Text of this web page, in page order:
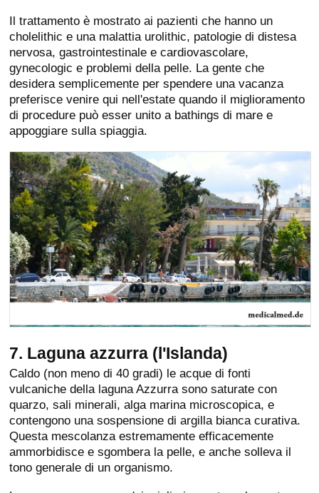
Il trattamento è mostrato ai pazienti che hanno un
cholelithic e una malattia urolithic, patologie di distesa
nervosa, gastrointestinale e cardiovascolare,
gynecologic e problemi della pelle. La gente che
desidera semplicemente per spendere una vacanza
preferisce venire qui nell'estate quando il miglioramento
di procedure può esser unito a bathings di mare e
appoggiare sulla spiaggia.
7. Laguna azzurra (l'Islanda)
Caldo (non meno di 40 gradi) le acque di fonti
vulcaniche della laguna Azzurra sono saturate con
quarzo, sali minerali, alga marina microscopica, e
contengono una sospensione di argilla bianca curativa.
Questa mescolanza estremamente efficacemente
ammorbidisce e sgombera la pelle, e anche solleva il
tono generale di un organismo.